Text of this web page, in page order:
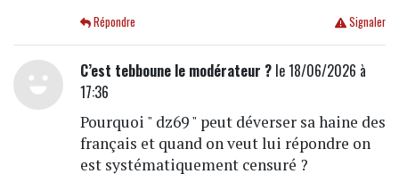
Signaler
Répondre
C’est tebboune le modérateur ?le 18/06/2026 à
17:36
Pourquoi " dz69 " peut déverser sa haine des
français et quand on veut lui répondre on
est systématiquement censuré ?